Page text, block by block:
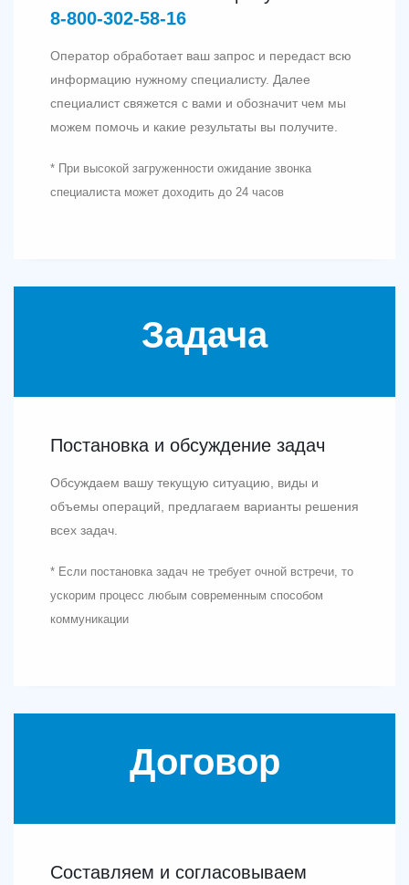
8‑800‑302‑58‑16
Оператор обработает ваш запрос и передаст всю
информацию нужному специалисту. Далее
специалист свяжется с вами и обозначит чем мы
можем помочь и какие результаты вы получите.
* При высокой загруженности ожидание звонка
специалиста может доходить до 24 часов
Задача
Постановка и обсуждение задач
Обсуждаем вашу текущую ситуацию, виды и
объемы операций, предлагаем варианты решения
всех задач.
* Если постановка задач не требует очной встречи, то
ускорим процесс любым современным способом
коммуникации
Договор
Составляем и согласовываем